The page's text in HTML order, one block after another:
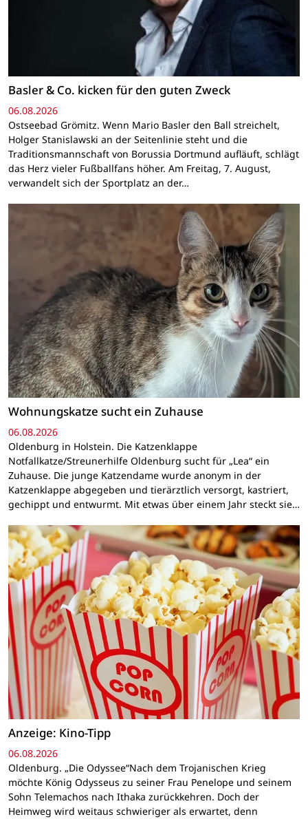
Basler & Co. kicken für den guten Zweck
06.08.2026
Ostseebad Grömitz. Wenn Mario Basler den Ball streichelt,
Holger Stanislawski an der Seitenlinie steht und die
Traditionsmannschaft von Borussia Dortmund aufläuft, schlägt
das Herz vieler Fußballfans höher. Am Freitag, 7. August,
verwandelt sich der Sportplatz an der…
Wohnungskatze sucht ein Zuhause
06.08.2026
Oldenburg in Holstein. Die Katzenklappe
Notfallkatze/Streunerhilfe Oldenburg sucht für „Lea“ ein
Zuhause. Die junge Katzendame wurde anonym in der
Katzenklappe abgegeben und tierärztlich versorgt, kastriert,
gechippt und entwurmt. Mit etwas über einem Jahr steckt sie…
Anzeige: Kino-Tipp
06.08.2026
Oldenburg. „Die Odyssee“Nach dem Trojanischen Krieg
möchte König Odysseus zu seiner Frau Penelope und seinem
Sohn Telemachos nach Ithaka zurückkehren. Doch der
Heimweg wird weitaus schwieriger als erwartet, denn